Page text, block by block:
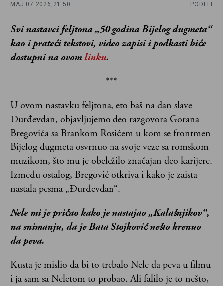
MAJ 07 2026, 21:50 PODELI
Svi nastavci feljtona „50 godina Bijelog dugmeta“
kao i prateći tekstovi, video zapisi i podkasti biće
dostupni na ovomlinku.
***
U ovom nastavku feljtona, eto baš na dan slave
Đurđevdan, objavljujemo deo razgovora Gorana
Bregovića sa Brankom Rosićem u kom se frontmen
Bijelog dugmeta osvrnuo na svoje veze sa romskom
muzikom, što mu je obeležilo značajan deo karijere.
Između ostalog, Bregović otkriva i kako je zaista
nastala pesma „Đurđevdan“.
Nele mi je pričao kako je nastajao „Kalašnjikov“,
na snimanju, da je Bata Stojković nešto krenuo
da peva.
Kusta je mislio da bi to trebalo Nele da peva u filmu
i ja sam sa Neletom to probao. Ali falilo je to nešto,